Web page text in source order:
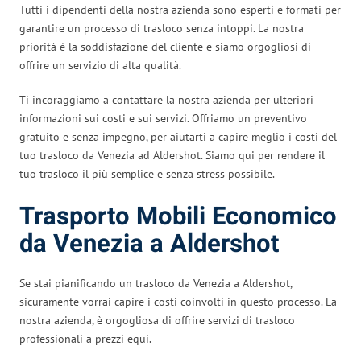
Tutti i dipendenti della nostra azienda sono esperti e formati per
garantire un processo di trasloco senza intoppi. La nostra
priorità è la soddisfazione del cliente e siamo orgogliosi di
offrire un servizio di alta qualità.
Ti incoraggiamo a contattare la nostra azienda per ulteriori
informazioni sui costi e sui servizi. Offriamo un preventivo
gratuito e senza impegno, per aiutarti a capire meglio i costi del
tuo trasloco da Venezia ad Aldershot. Siamo qui per rendere il
tuo trasloco il più semplice e senza stress possibile.
Trasporto Mobili Economico
da Venezia a Aldershot
Se stai pianificando un trasloco da Venezia a Aldershot,
sicuramente vorrai capire i costi coinvolti in questo processo. La
nostra azienda, è orgogliosa di offrire servizi di trasloco
professionali a prezzi equi.